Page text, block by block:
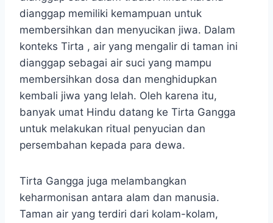
dianggap memiliki kemampuan untuk
membersihkan dan menyucikan jiwa. Dalam
konteks Tirta , air yang mengalir di taman ini
dianggap sebagai air suci yang mampu
membersihkan dosa dan menghidupkan
kembali jiwa yang lelah. Oleh karena itu,
banyak umat Hindu datang ke Tirta Gangga
untuk melakukan ritual penyucian dan
persembahan kepada para dewa.
Tirta Gangga juga melambangkan
keharmonisan antara alam dan manusia.
Taman air yang terdiri dari kolam-kolam,